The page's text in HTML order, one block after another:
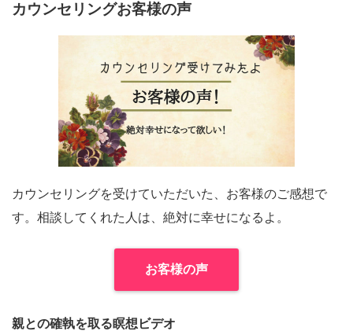
カウンセリングお客様の声
カウンセリングを受けていただいた、お客様のご感想で
す。相談してくれた人は、絶対に幸せになるよ。
お客様の声
親との確執を取る瞑想ビデオ